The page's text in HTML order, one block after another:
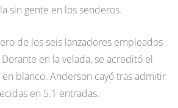
sin gente en los senderos.
de los seis lanzadores empleados
en la velada, se acreditó el
blanco. Anderson cayó tras admitir
en 5.1 entradas.